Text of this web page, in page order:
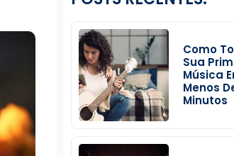
Como
Sua
Música
Menos
Minutos